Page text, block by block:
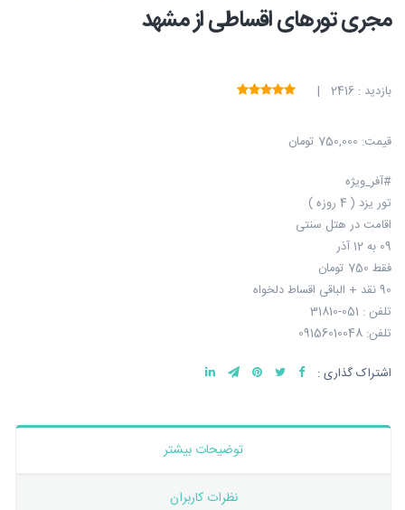
مجری تورهای اقساطی از مشهد
بازدید : 2416 |
قیمت: 750,000 تومان
#آفر_ویژه
تور یزد ( 4 روزه )
اقامت در هتل سنتی
09 به 12 آذر
فقط 750 تومان
90 نقد + الباقی اقساط دلخواه
تلفن : 051-31810
تلفن: 09156010048
اشتراک گذاری :
توضیحات بیشتر
نظرات کاربران